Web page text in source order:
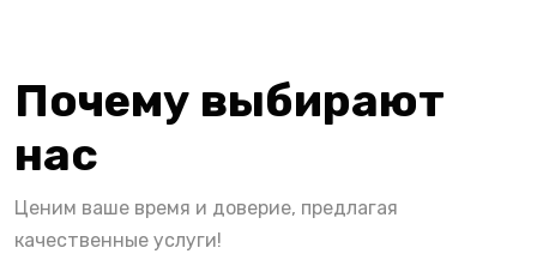
Почему выбирают
нас
Ценим ваше время и доверие, предлагая
качественные услуги!